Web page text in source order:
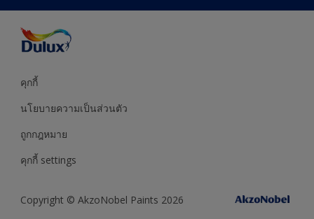
ไอเดียการตกแต่ง
คำแนะนำจากผู้เชี่ยวชาญ
บริการออกแบบสี
คุกกี้
นโยบายความเป็นส่วนตัว
ถูกกฎหมาย
คุกกี้ settings
Copyright © AkzoNobel Paints 2026